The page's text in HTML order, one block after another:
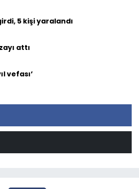
5 kişi yaralandı
attı
vefası’